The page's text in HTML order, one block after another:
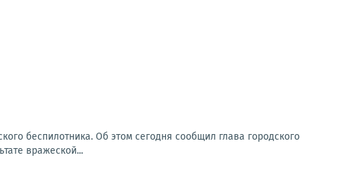
беспилотника. Об этом сегодня сообщил глава городского
вражеской...